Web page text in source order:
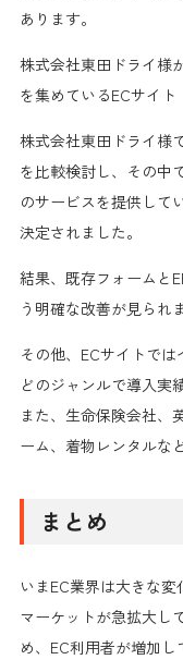
あります。
株式会社東田ドライ様
を集めているECサイト
株式会社東田ドライ様
を比較検討し、その中
のサービスを提供して
決定されました。
結果、既存フォームと
う明確な改善が見られ
その他、ECサイトで
どのジャンルで導入実
また、生命保険会社、
ーム、着物レンタルな
まとめ
いまEC業界は大きな変
マーケットが急拡大し
め、EC利用者が増加 し